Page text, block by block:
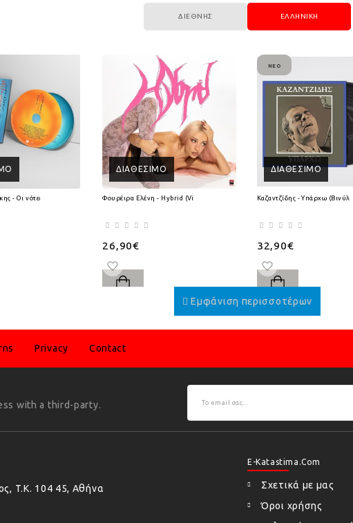
ΔΙΕΘΝΉΣ ΕΛΛΗΝΙΚΉ
- Οι νότες είναι 7 ψυχές (2CD)
ΔΙΑΘΈΣΙΜΟ
Φουρέιρα Ελένη - Hybrid (Vinyl LP)
26,90€
ΔΙΑΘΈΣΙΜΟ
ΝΈΟ
Καζαντζίδης - Υπάρχω
32,90€
Privacy Contact
with a third-party.
T.K. 104 45, Αθήνα
E-Katastima.com
Σχετικά με μας
Όροι χρήσης